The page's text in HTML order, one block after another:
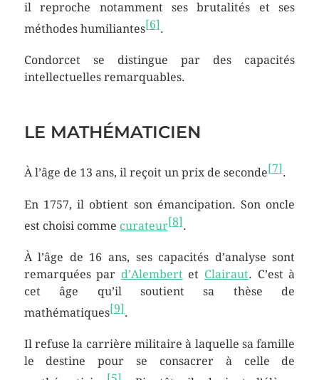
il reproche notamment ses brutalités et ses
méthodes humiliantes[6].
Condorcet se distingue par des capacités
intellectuelles remarquables.
LE MATHÉMATICIEN
À l’âge de 13 ans, il reçoit un prix de seconde[7].
En 1757, il obtient son émancipation. Son oncle
est choisi comme curateur[8].
À l’âge de 16 ans, ses capacités d’analyse sont
remarquées par d’Alembertet Clairaut. C’est à
cet âge qu’il soutient sa thèse de
mathématiques[9].
Il refuse la carrière militaire à laquelle sa famille
le destine pour se consacrer à celle de